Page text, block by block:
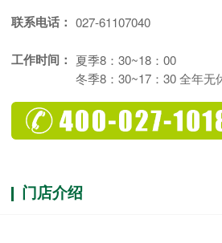
联系电话： 027-61107040
工作时间： 夏季8：30~18：00
冬季8：30~17：30 全年无
门店介绍